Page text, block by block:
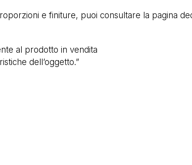
e finiture, puoi consultare la pagina
al prodotto in vendita
dell’oggetto.”